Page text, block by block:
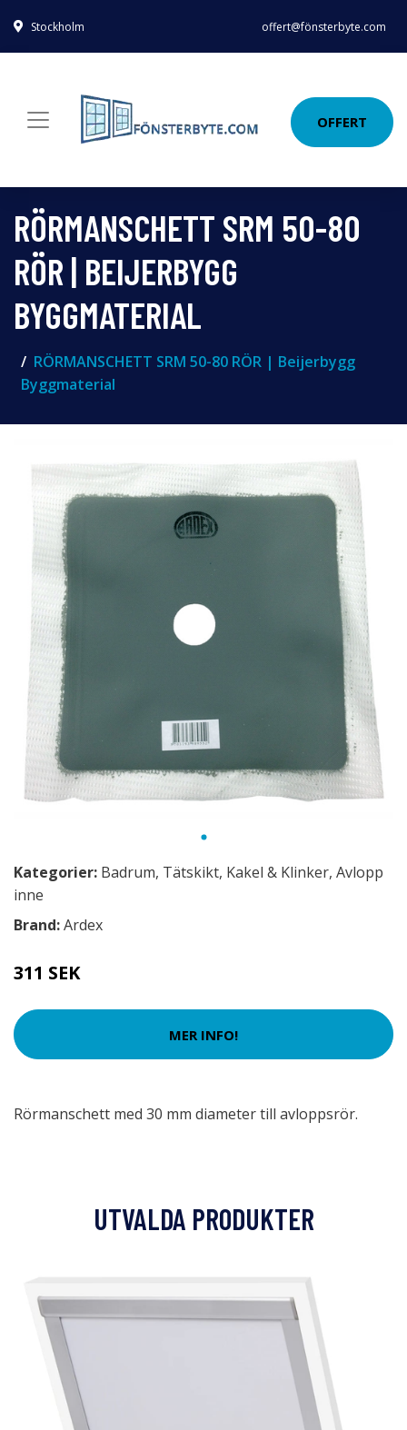
Stockholm offert@fönsterbyte.com
OFFERT
RÖRMANSCHETT SRM 50-80
RÖR | BEIJERBYGG
BYGGMATERIAL
RÖRMANSCHETT SRM 50-80 RÖR | Beijerbygg
Byggmaterial
Kategorier: Badrum, Tätskikt, Kakel & Klinker, Avlopp
inne
Brand:Ardex
311 SEK
MER INFO!
Rörmanschett med 30 mm diameter till avloppsrör.
UTVALDA PRODUKTER